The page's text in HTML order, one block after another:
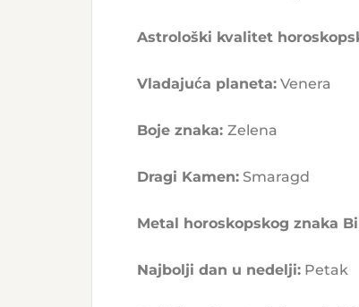
Astrološki kvalitet
Vladajuća planeta: Venera
Boje znaka: Zelena
Dragi Kamen: Smaragd
Metal horoskopskog znaka
Najbolji dan u nedelji: Petak